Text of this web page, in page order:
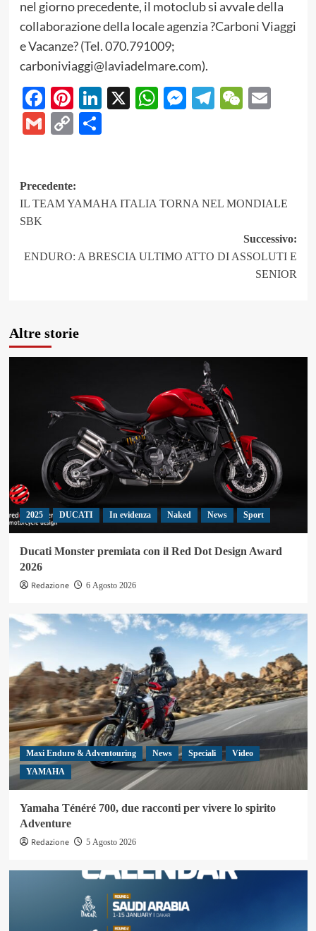
nel giorno precedente, il motoclub si avvale della
collaborazione della locale agenzia ?Carboni Viaggi
e Vacanze? (Tel. 070.791009;
carboniviaggi@laviadelmare.com).
Facebook
Pinterest
LinkedIn
X WhatsApp
Messenger
Telegram
Gmail
CopyShare
Navigazione
articolo
Precedente:
IL TEAM YAMAHA ITALIA TORNA NEL MONDIALE
SBK
Successivo:
ENDURO: A BRESCIA ULTIMO ATTO DI ASSOLUTI E
SENIOR
Altre storie
2025 DUCATI In evidenza Naked News Sport
Ducati Monster premiata con il Red Dot Design Award
2026
Redazione
6 Agosto 2026
Maxi Enduro & Adventouring News Speciali
Video
YAMAHA
Yamaha Ténéré 700, due racconti per vivere lo spirito
Adventure
Redazione
5 Agosto 2026